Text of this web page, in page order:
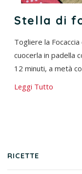
Stella di
Togliere la
cuocerla in padella
12 minuti, a metà
Leggi Tutto
RICETTE